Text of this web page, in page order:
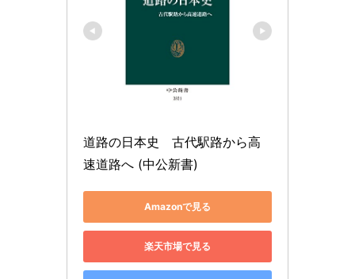
道路の日本史　古代駅路から高
速道路へ (中公新書)
Amazonで見る
楽天市場で見る